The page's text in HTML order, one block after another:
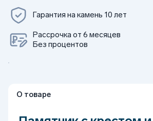
Гарантия на камень 10 лет
Рассрочка от 6 месяцев
Без процентов
О товаре